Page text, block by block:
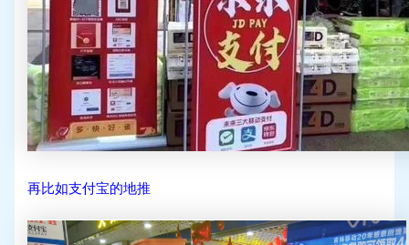
再比如支付宝的地推